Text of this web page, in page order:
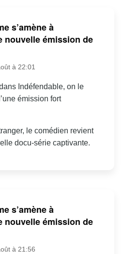
s’amène à
nouvelle émission de
à 22:01
Indéfendable, on le
émission fort
le comédien revient
docu-série captivante.
s’amène à
nouvelle émission de
à 21:56